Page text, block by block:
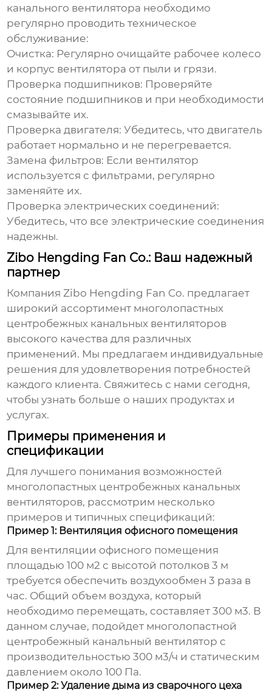
канального вентилятора необходимо
регулярно проводить техническое
обслуживание:
Очистка: Регулярно очищайте рабочее колесо
и корпус вентилятора от пыли и грязи.
Проверка подшипников: Проверяйте
состояние подшипников и при необходимости
смазывайте их.
Проверка двигателя: Убедитесь, что двигатель
работает нормально и не перегревается.
Замена фильтров: Если вентилятор
используется с фильтрами, регулярно
заменяйте их.
Проверка электрических соединений:
Убедитесь, что все электрические соединения
надежны.
Zibo Hengding Fan Co.: Ваш надежный
партнер
КомпанияZibo Hengding Fan Co. предлагает
широкий ассортимент многолопастных
центробежных канальных вентиляторов
высокого качества для различных
применений. Мы предлагаем индивидуальные
решения для удовлетворения потребностей
каждого клиента. Свяжитесь с нами сегодня,
чтобы узнать больше о наших продуктах и
услугах.
Примеры применения и
спецификации
Для лучшего понимания возможностей
многолопастных центробежных канальных
вентиляторов, рассмотрим несколько
примеров и типичных спецификаций:
Пример 1: Вентиляция офисного помещения
Для вентиляции офисного помещения
площадью 100 м2 с высотой потолков 3 м
требуется обеспечить воздухообмен 3 раза в
час. Общий объем воздуха, который
необходимо перемещать, составляет 300 м3. В
данном случае, подойдет многолопастной
центробежный канальный вентилятор с
производительностью 300 м3/ч и статическим
давлением около 100 Па.
Пример 2: Удаление дыма из сварочного цеха